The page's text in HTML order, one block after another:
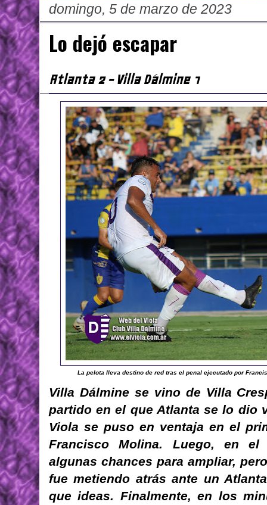
domingo, 5 de marzo de 2023
Lo dejó escapar
Atlanta 2 - Villa Dálmine 1
La pelota lleva destino de red tras el penal ejecutado por
Villa Dálmine se vino de Villa
partido en el que Atlanta se lo dio
Viola se puso en ventaja en el
Francisco Molina. Luego, en
algunas chances para ampliar,
fue metiendo atrás ante un
que ideas. Finalmente, en los